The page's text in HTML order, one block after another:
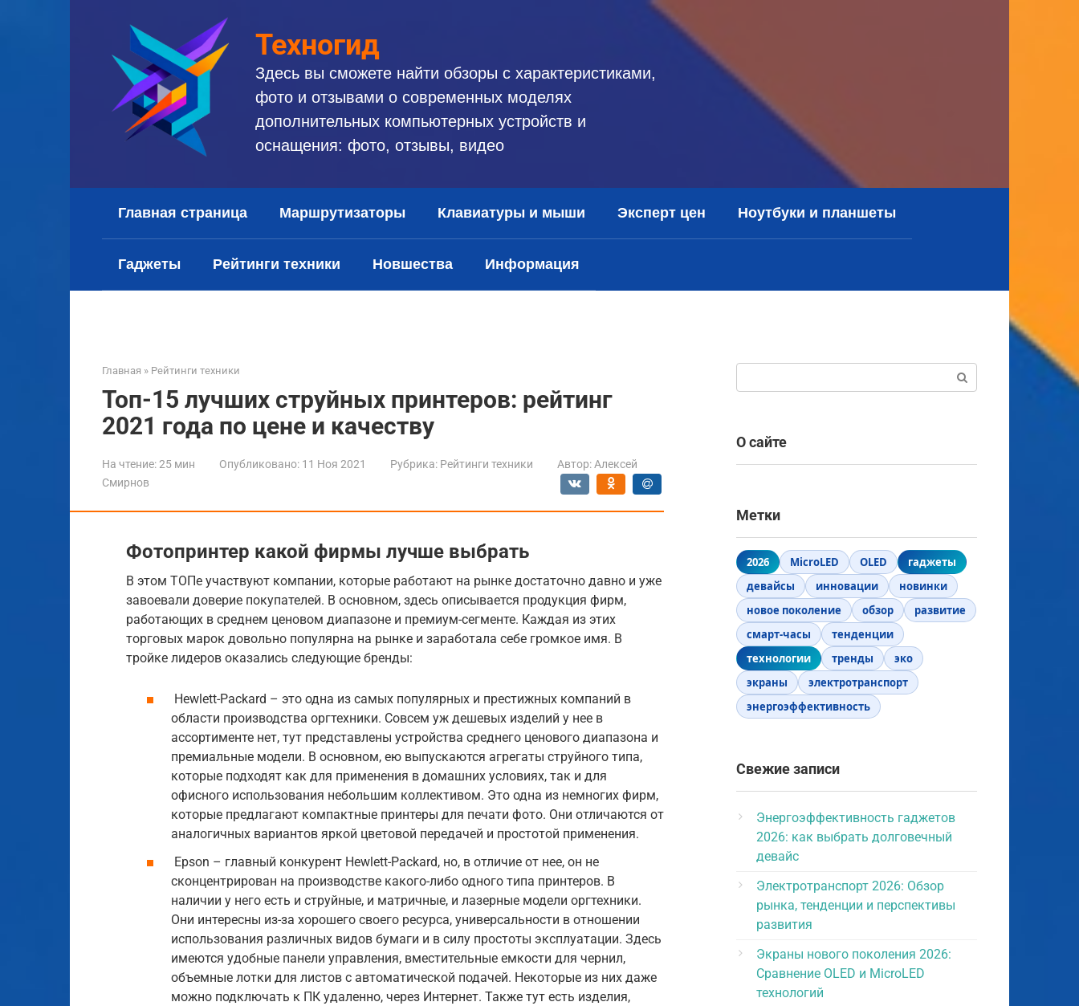
Техногид
Здесь вы сможете найти обзоры с характеристиками,
фото и отзывами о современных моделях
дополнительных компьютерных устройств и
оснащения: фото, отзывы, видео
Главная страница Маршрутизаторы Клавиатуры и мыши Эксперт цен Ноутбуки и планшеты
Гаджеты Рейтинги техники Новшества Информация
Главная » Рейтинги техники
Топ-15 лучших струйных принтеров: рейтинг
2021 года по цене и качеству
На чтение:25 мин Опубликовано: 11 Ноя 2021 Рубрика: Рейтинги техники Автор: Алексей
Смирнов
Фотопринтер какой фирмы лучше выбрать
В этом ТОПе участвуют компании, которые работают на рынке достаточно давно и уже
завоевали доверие покупателей. В основном, здесь описывается продукция фирм,
работающих в среднем ценовом диапазоне и премиум-сегменте. Каждая из этих
торговых марок довольно популярна на рынке и заработала себе громкое имя. В
тройке лидеров оказались следующие бренды:
Hewlett-Packard – это одна из самых популярных и престижных компаний в
области производства оргтехники. Совсем уж дешевых изделий у нее в
ассортименте нет, тут представлены устройства среднего ценового диапазона и
премиальные модели. В основном, ею выпускаются агрегаты струйного типа,
которые подходят как для применения в домашних условиях, так и для
офисного использования небольшим коллективом. Это одна из немногих фирм,
которые предлагают компактные принтеры для печати фото. Они отличаются от
аналогичных вариантов яркой цветовой передачей и простотой применения.
Epson – главный конкурент Hewlett-Packard, но, в отличие от нее, он не
сконцентрирован на производстве какого-либо одного типа принтеров. В
наличии у него есть и струйные, и матричные, и лазерные модели оргтехники.
Они интересны из-за хорошего своего ресурса, универсальности в отношении
использования различных видов бумаги и в силу простоты эксплуатации. Здесь
имеются удобные панели управления, вместительные емкости для чернил,
объемные лотки для листов с автоматической подачей. Некоторые из них даже
можно подключать к ПК удаленно, через Интернет. Также тут есть изделия,
О сайте
Метки
2026 MicroLED OLED
гаджеты
девайсы
инновации
новинки
новое поколение
обзор
развитие
смарт-часы
тенденции
технологии
тренды
эко
экраны
электротранспорт
энергоэффективность
Свежие записи
Энергоэффективность гаджетов
2026: как выбрать долговечный
девайс
Электротранспорт 2026: Обзор
рынка, тенденции и перспективы
развития
Экраны нового поколения 2026:
Сравнение OLED и MicroLED
технологий